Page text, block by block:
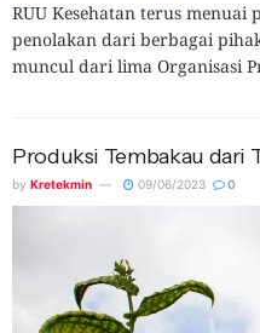
RUU Kesehatan terus
penolakan dari berbagai
muncul dari lima Organisasi
Produksi Tembakau dari
by Kretekmin 09/06/2023 0